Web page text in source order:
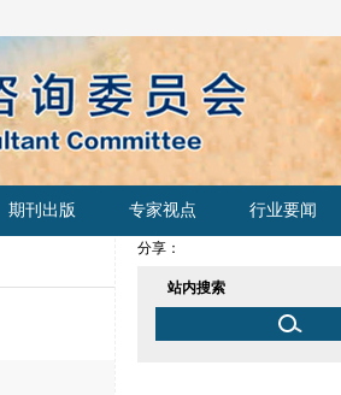
期刊出版 专家视点 行业要闻
分享：
站内搜索